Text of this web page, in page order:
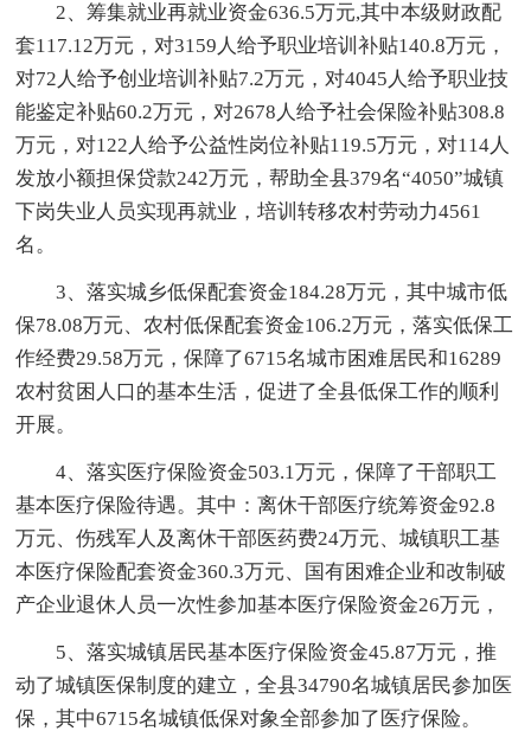
2、筹集就业再就业资金636.5万元,其中本级财政配
套117.12万元，对3159人给予职业培训补贴140.8万元，
对72人给予创业培训补贴7.2万元，对4045人给予职业技
能鉴定补贴60.2万元，对2678人给予社会保险补贴308.8
万元，对122人给予公益性岗位补贴119.5万元，对114人
发放小额担保贷款242万元，帮助全县379名“4050”城镇
下岗失业人员实现再就业，培训转移农村劳动力4561
名。
3、落实城乡低保配套资金184.28万元，其中城市低
保78.08万元、农村低保配套资金106.2万元，落实低保工
作经费29.58万元，保障了6715名城市困难居民和16289
农村贫困人口的基本生活，促进了全县低保工作的顺利
开展。
4、落实医疗保险资金503.1万元，保障了干部职工
基本医疗保险待遇。其中：离休干部医疗统筹资金92.8
万元、伤残军人及离休干部医药费24万元、城镇职工基
本医疗保险配套资金360.3万元、国有困难企业和改制破
产企业退休人员一次性参加基本医疗保险资金26万元，
5、落实城镇居民基本医疗保险资金45.87万元，推
动了城镇医保制度的建立，全县34790名城镇居民参加医
保，其中6715名城镇低保对象全部参加了医疗保险。